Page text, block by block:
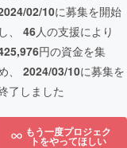
02/10に募集を開始
し、 46人の支援により
円の資金を集
、 2024/03/10に募集を
了しました
もう一度プロジェク
トをやってほしい